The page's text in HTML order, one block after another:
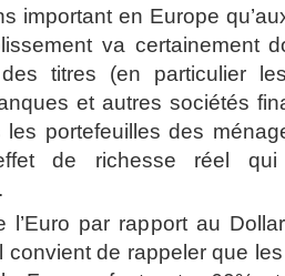
important en Europe
va certainement
titres (en particulier
et autres sociétés
portefeuilles des
de richesse réel qui
l’Euro par rapport au
convient de rappeler que